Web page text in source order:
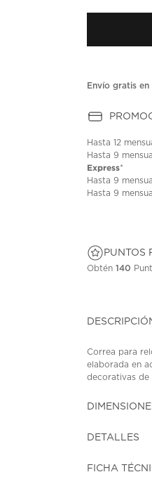
Envío gratis
Hasta12
Hasta9
Express*
Hasta9
Hasta9
PUNTOS
Obtén140
Correa para
elaborada en
decorativas de
DETALLES
FICHA